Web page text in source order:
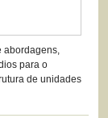
abordagens,
para o
de unidades